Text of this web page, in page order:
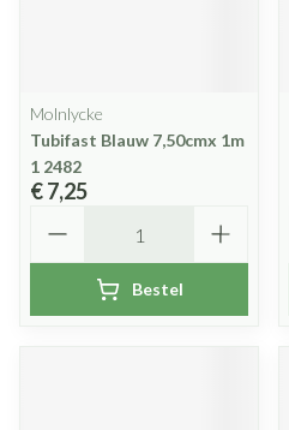
Molnlycke
Tubifast Blauw 7,50cmx 1m
1 2482
€ 7,25
Bestel